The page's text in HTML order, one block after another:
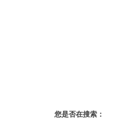
您是否在搜索：